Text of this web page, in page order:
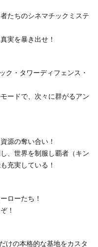
たちのシネマチックミステ
実を暴き出せ！
ク・タワーディフェンス・
ードで、次々に群がるアン
源の奪い合い！
、世界を制服し覇者（キン
充実している！
ローたち！
！
けの本格的な基地をカスタ